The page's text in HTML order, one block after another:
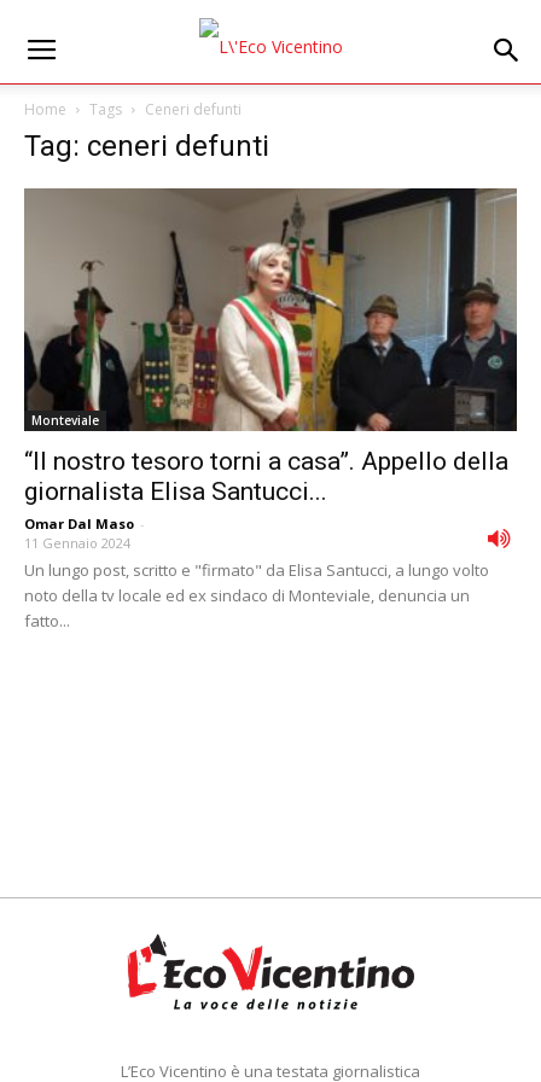
Home Tags Ceneri defunti
Tag: ceneri defunti
Monteviale
“Il nostro tesoro torni a casa”. Appello della
giornalista Elisa Santucci...
Omar Dal Maso -
11 Gennaio 2024
Un lungo post, scritto e "firmato" da Elisa Santucci, a lungo volto
noto della tv locale ed ex sindaco di Monteviale, denuncia un
fatto...
L’Eco Vicentino è una testata giornalistica